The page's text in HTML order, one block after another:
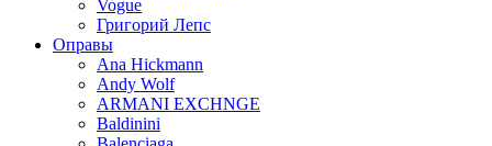
Vogue
Григорий Лепс
Оправы
Ana Hickmann
Andy Wolf
ARMANI EXCHNGE
Baldinini